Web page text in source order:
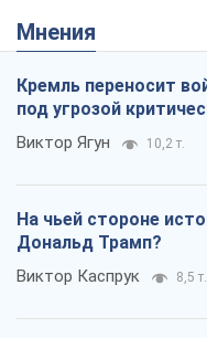
Мнения
Кремль переносит
под угрозой
Виктор Ягун 10,2 т.
На чьей стороне
Дональд Трамп?
Виктор Каспрук 8,5 т.